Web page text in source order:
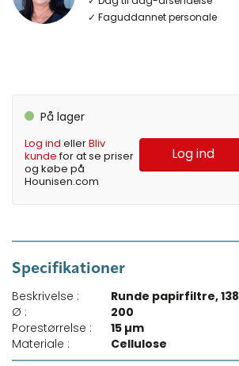
✓ Faguddannet personale
På lager
Log ind ellerBliv
kundefor at se priser
og købe på
Hounisen.com
Log ind
Specifikationer
Beskrivelse :
Runde papirfiltre, 138
Ø :
200
Porestørrelse :
15 µm
Materiale :
Cellulose